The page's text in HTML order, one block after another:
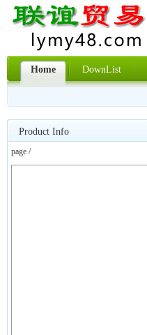
Home DownList
Product Info
page /